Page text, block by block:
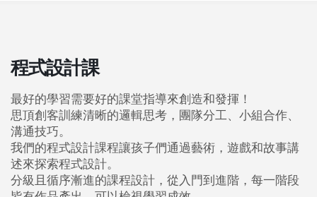
程式設計課
最好的學習需要好的課堂指導來創造和發揮！
思頂創客訓練清晰的邏輯思考，團隊分工、小組合作、
溝通技巧。
我們的程式設計課程讓孩子們通過藝術，遊戲和故事講
述來探索程式設計。
分級且循序漸進的課程設計，從入門到進階，每一階段